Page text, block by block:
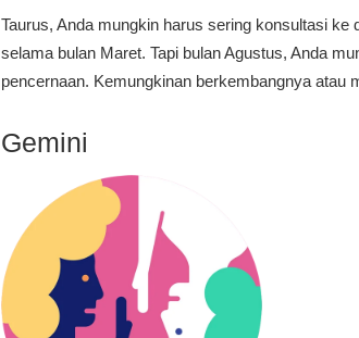
Taurus, Anda mungkin harus sering konsultasi
selama bulan Maret. Tapi bulan Agustus, Anda
pencernaan. Kemungkinan berkembangnya atau
Gemini